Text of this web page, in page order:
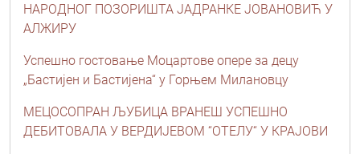
НАРОДНОГ ПОЗОРИШТА ЈАДРАНКЕ ЈОВАНОВИЋ У
АЛЖИРУ
Успешно гостовање Моцартове опере за децу
„Бастијен и Бастијена“ у Горњем Милановцу
MEЦОСОПРАН ЉУБИЦА ВРАНЕШ УСПЕШНО
ДЕБИТОВАЛА У ВЕРДИЈЕВОМ “ОТЕЛУ“ У КРАЈОВИ